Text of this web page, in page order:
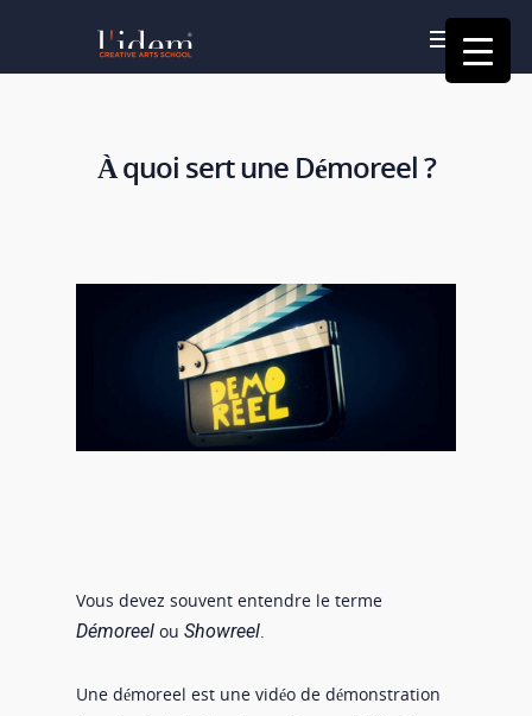
À quoi sert une Démoreel ?
Vous devez souvent entendre le terme
Démoreel ou Showreel.
Une démoreel est une vidéo de démonstration